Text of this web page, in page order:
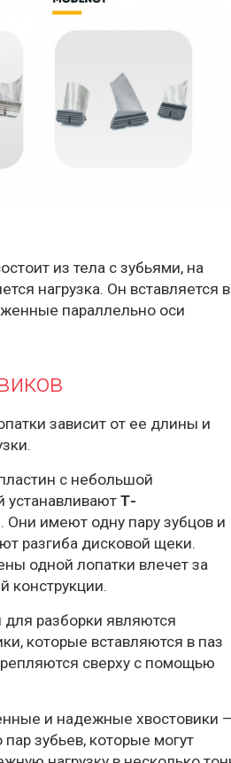
из тела с зубьями, на
нагрузка. Он вставляется в
параллельно оси
зависит от ее длины и
с небольшой
устанавливают Т-
Они имеют одну пару зубцов и
разгиба дисковой щеки.
одной лопатки влечет за
конструкции.
разборки являются
которые вставляются в паз
сверху с помощью
и надежные хвостовики
пар зубьев, которые могут